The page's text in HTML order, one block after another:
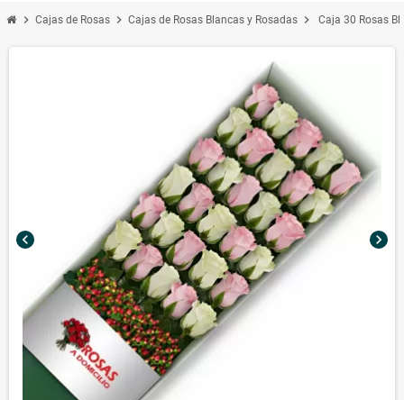
chevron_right Cajas de Rosas chevron_right Cajas de Rosas Blancas y Rosadas chevron_right Caja 30 Rosas
chevron_left chevron_right